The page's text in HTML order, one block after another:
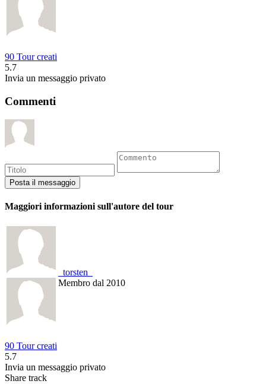
90 Tour creati
5.7
Invia un messaggio privato
Commenti
Maggiori informazioni sull'autore del tour
_torsten_
Membro dal 2010
90 Tour creati
5.7
Invia un messaggio privato
Share track